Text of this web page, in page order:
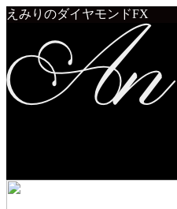
えみりのダイヤモンドFX